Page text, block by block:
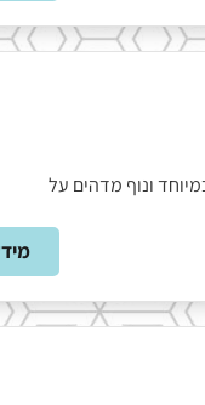
במיוחד ונוף מדהים על